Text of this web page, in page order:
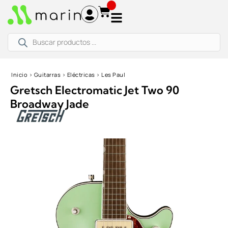
productos
Inicio › Guitarras › Eléctricas › Les Paul
Gretsch Electromatic Jet Two 90
Broadway Jade